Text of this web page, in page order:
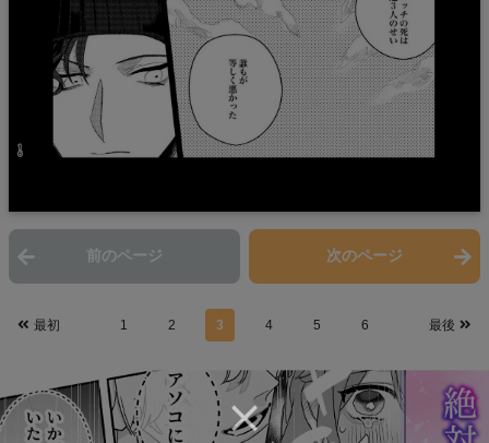
前のページ 次のページ
最初 1 2 3 4 5 6 最後